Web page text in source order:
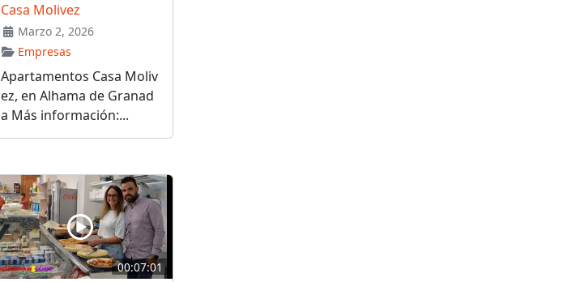
Casa Molivez
Marzo 2, 2026
Empresas
Apartamentos Casa Moliv
ez, en Alhama de Granad
a Más información:...
00:07:01